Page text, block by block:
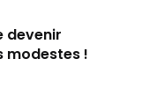
devenir
modestes !